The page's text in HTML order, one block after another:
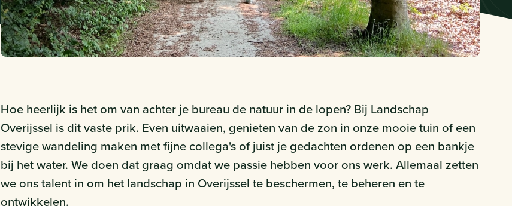
Hoe heerlijk is het om van achter je bureau de natuur in de lopen? Bij Landschap
Overijssel is dit vaste prik. Even uitwaaien, genieten van de zon in onze mooie tuin of een
stevige wandeling maken met fijne collega's of juist je gedachten ordenen op een bankje
bij het water. We doen dat graag omdat we passie hebben voor ons werk. Allemaal zetten
we ons talent in om het landschap in Overijssel te beschermen, te beheren en te
ontwikkelen.